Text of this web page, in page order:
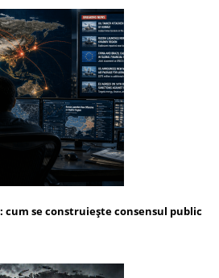
se construiește consensul public